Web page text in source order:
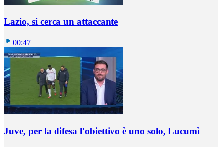
Lazio, si cerca un attaccante
00:47
Juve, per la difesa l'obiettivo è uno solo, Lucumì